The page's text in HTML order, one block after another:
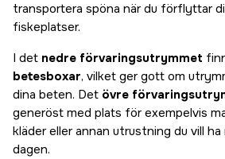
transportera spöna när du förflyttar
fiskeplatser.
I det nedre förvaringsutrymmet
betesboxar, vilket ger gott om
dina beten. Det övre
generöst med plats för exempelvis
kläder eller annan utrustning du vill
dagen.